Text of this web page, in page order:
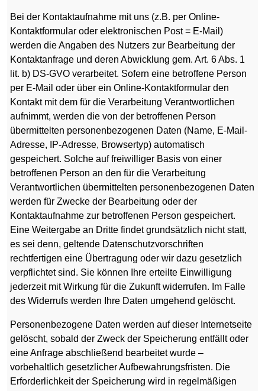
Bei der Kontaktaufnahme mit uns (z.B. per Online-
Kontaktformular oder elektronischen Post = E-Mail)
werden die Angaben des Nutzers zur Bearbeitung der
Kontaktanfrage und deren Abwicklung gem. Art. 6 Abs. 1
lit. b) DS-GVO verarbeitet. Sofern eine betroffene Person
per E-Mail oder über ein Online-Kontaktformular den
Kontakt mit dem für die Verarbeitung Verantwortlichen
aufnimmt, werden die von der betroffenen Person
übermittelten personenbezogenen Daten (Name, E-Mail-
Adresse, IP-Adresse, Browsertyp) automatisch
gespeichert. Solche auf freiwilliger Basis von einer
betroffenen Person an den für die Verarbeitung
Verantwortlichen übermittelten personenbezogenen Daten
werden für Zwecke der Bearbeitung oder der
Kontaktaufnahme zur betroffenen Person gespeichert.
Eine Weitergabe an Dritte findet grundsätzlich nicht statt,
es sei denn, geltende Datenschutzvorschriften
rechtfertigen eine Übertragung oder wir dazu gesetzlich
verpflichtet sind. Sie können Ihre erteilte Einwilligung
jederzeit mit Wirkung für die Zukunft widerrufen. Im Falle
des Widerrufs werden Ihre Daten umgehend gelöscht.
Personenbezogene Daten werden auf dieser Internetseite
gelöscht, sobald der Zweck der Speicherung entfällt oder
eine Anfrage abschließend bearbeitet wurde –
vorbehaltlich gesetzlicher Aufbewahrungsfristen. Die
Erforderlichkeit der Speicherung wird in regelmäßigen